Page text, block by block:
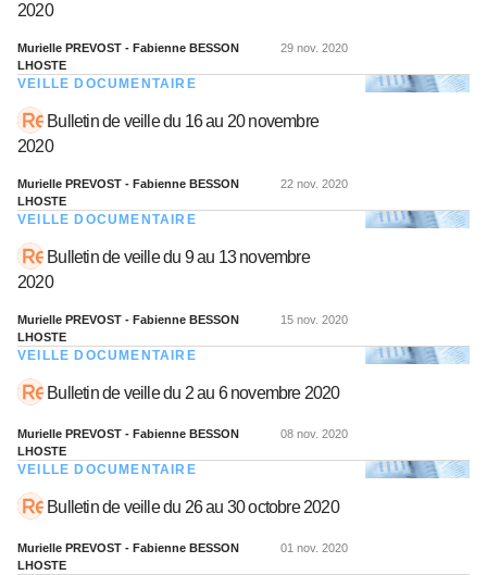
2020
Murielle PREVOST - Fabienne BESSON
LHOSTE
29 nov. 2020
VEILLE DOCUMENTAIRE
Bulletin de veille du 16 au 20 novembre
2020
Murielle PREVOST - Fabienne BESSON
LHOSTE
22 nov. 2020
VEILLE DOCUMENTAIRE
Bulletin de veille du 9 au 13 novembre
2020
Murielle PREVOST - Fabienne BESSON
LHOSTE
15 nov. 2020
VEILLE DOCUMENTAIRE
Bulletin de veille du 2 au 6 novembre 2020
Murielle PREVOST - Fabienne BESSON
LHOSTE
08 nov. 2020
VEILLE DOCUMENTAIRE
Bulletin de veille du 26 au 30 octobre 2020
Murielle PREVOST - Fabienne BESSON
LHOSTE
01 nov. 2020